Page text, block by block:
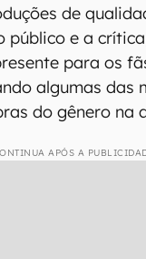
de
público e a
para os
algumas das
do gênero na
APÓS A